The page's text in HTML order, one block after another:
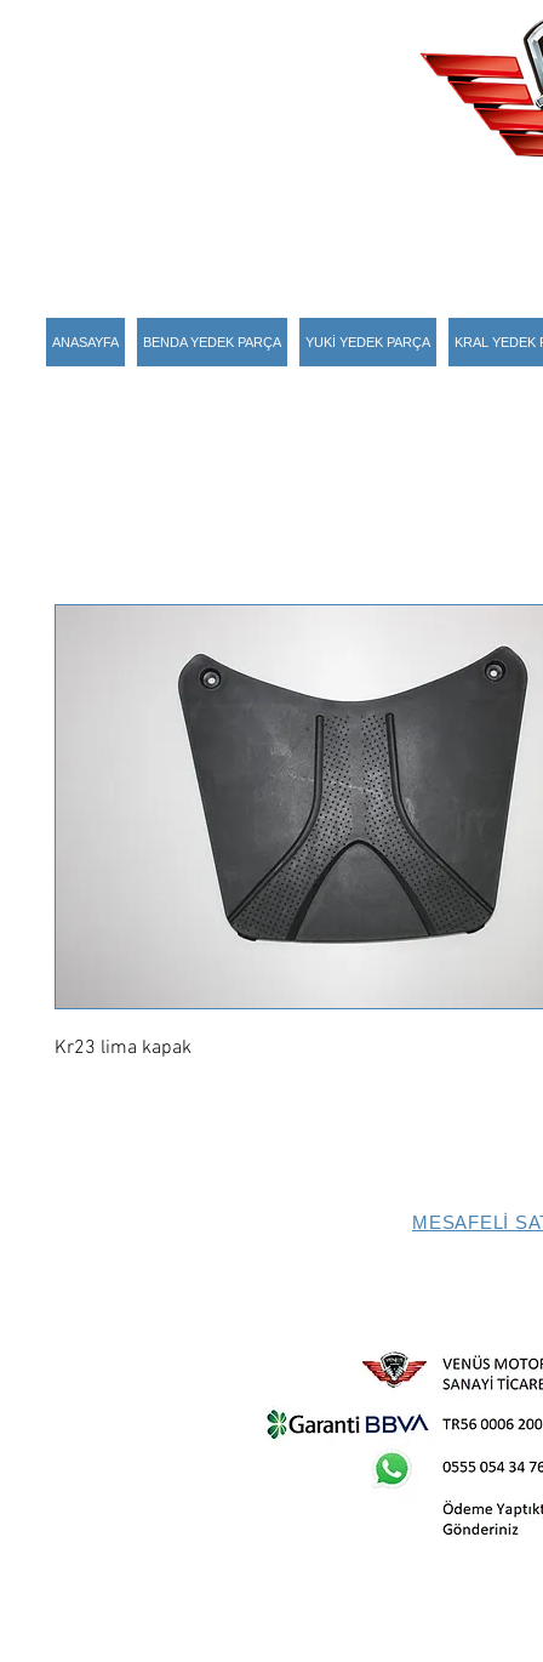
ANASAYFA BENDA YEDEK PARÇA YUKİ YEDEK PARÇA KRAL YEDEK
Kr23 lima kapak
MESAFELİ